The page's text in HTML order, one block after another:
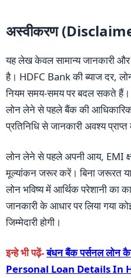
अस्वीकरण
यह लेख केवल सामान्य जानकारी और
है। HDFC Bank की ब्याज दर,
नियम समय-समय पर बदल सकते हैं।
लोन लेने से पहले बैंक की
प्रतिनिधि से जानकारी अवश्य
लोन लेने से पहले अपनी आय, EMI
मूल्यांकन जरूर करें। बिना जरूरत या
लोन भविष्य में आर्थिक परेशानी
जानकारी के आधार पर लिया गया
जिम्मेदारी होगी।
इन्हे भी पढ़ें-बंधन बैंक पर्सनल
Personal Loan Details In